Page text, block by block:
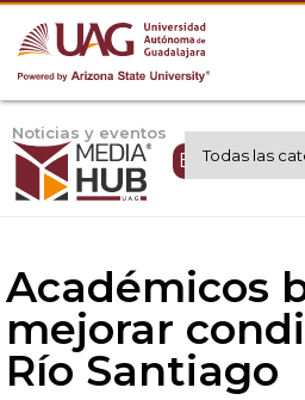
Noticias y eventos
Expertos
Académicos
mejorar
Río Santiago